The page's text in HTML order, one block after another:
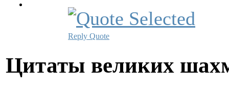
Reply Quote
Цитаты великих